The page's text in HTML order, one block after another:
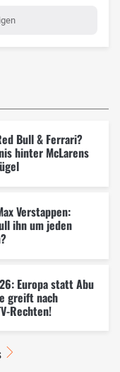
Bull & Ferrari?
hinter McLarens
Verstappen:
ihn um jeden
Europa statt Abu
greift nach
Rechten!